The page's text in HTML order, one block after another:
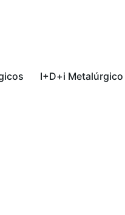
I+D+i Metalúrgico